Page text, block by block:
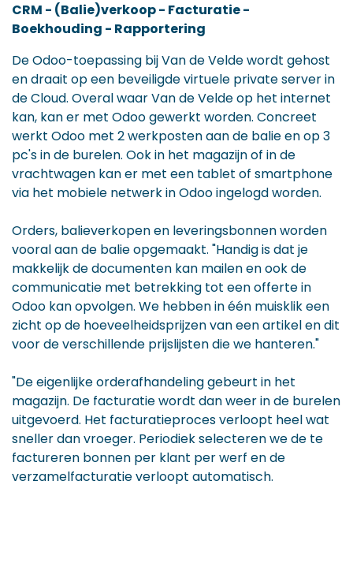
CRM - (Balie)verkoop - Facturatie -
Boekhouding - Rapportering
De Odoo-toepassing bij Van de Velde wordt gehost
en draait op een beveiligde virtuele private server in
de Cloud. Overal waar Van de Velde op het internet
kan, kan er met Odoo gewerkt worden. Concreet
werkt Odoo met 2 werkposten aan de balie en op 3
pc's in de burelen. Ook in het magazijn of in de
vrachtwagen kan er met een tablet of smartphone
via het mobiele netwerk in Odoo ingelogd worden.
Orders, balieverkopen en leveringsbonnen worden
vooral aan de balie opgemaakt. "Handig is dat je
makkelijk de documenten kan mailen en ook de
communicatie met betrekking tot een offerte in
Odoo kan opvolgen. We hebben in één muisklik een
zicht op de hoeveelheidsprijzen van een artikel en dit
voor de verschillende prijslijsten die we hanteren."
"De eigenlijke orderafhandeling gebeurt in het
magazijn. De facturatie wordt dan weer in de burelen
uitgevoerd. Het facturatieproces verloopt heel wat
sneller dan vroeger. Periodiek selecteren we de te
factureren bonnen per klant per werf en de
verzamelfacturatie verloopt automatisch.